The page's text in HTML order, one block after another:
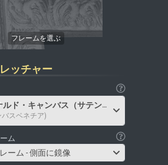
ッチャー
ルド・キャンバス（サテン）
バスベネチア)
ム
ーム - 側面に鏡像